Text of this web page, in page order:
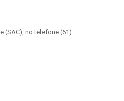
(SAC), no telefone (61)